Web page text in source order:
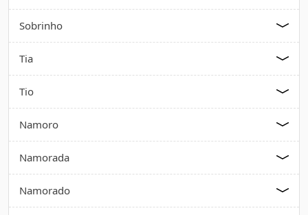
Sobrinho
Tia
Tio
Namoro
Namorada
Namorado